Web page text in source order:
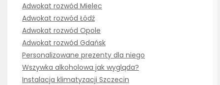
Adwokat rozwód Mielec
Adwokat rozwód Łódź
Adwokat rozwód Opole
Adwokat rozwód Gdańsk
Personalizowane prezenty dla niego
Wszywka alkoholowa jak wygląda?
Instalacja klimatyzacji Szczecin